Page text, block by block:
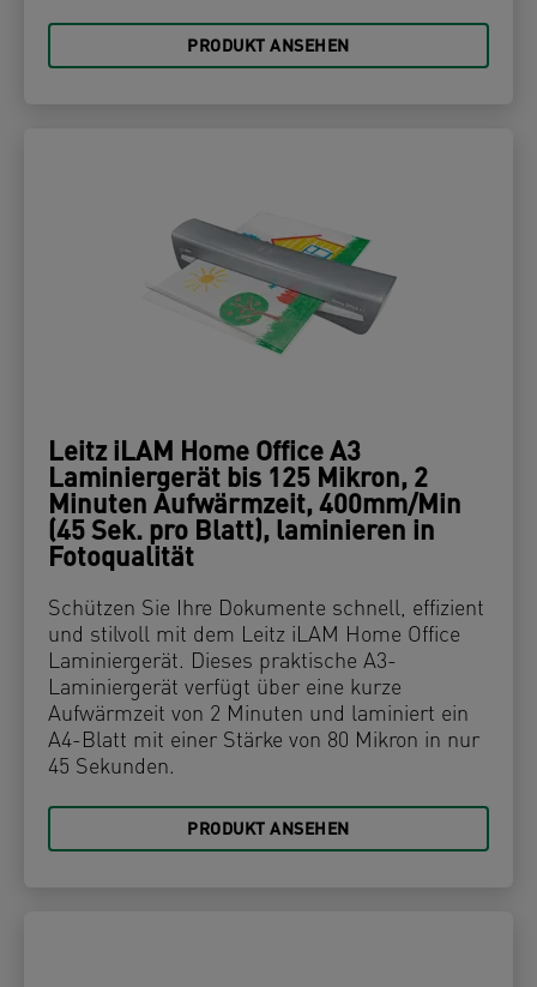
PRODUKT ANSEHEN
Leitz iLAM Home Office A3
Laminiergerät bis 125 Mikron, 2
Minuten Aufwärmzeit, 400mm/Min
(45 Sek. pro Blatt), laminieren in
Fotoqualität
Schützen Sie Ihre Dokumente schnell, effizient
und stilvoll mit dem Leitz iLAM Home Office
Laminiergerät. Dieses praktische A3-
Laminiergerät verfügt über eine kurze
Aufwärmzeit von 2 Minuten und laminiert ein
A4-Blatt mit einer Stärke von 80 Mikron in nur
45 Sekunden.
PRODUKT ANSEHEN